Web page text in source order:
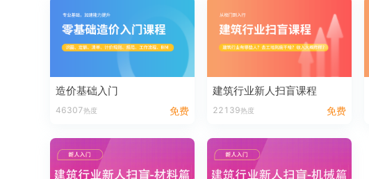
造价基础入门
46307热度 免费
建筑行业新人扫盲课程
22139热度 免费